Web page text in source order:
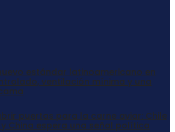
estándar latinoamericano en
ventilación mínima y una
puertas para la carne aviar: Chile
China espera una señal política